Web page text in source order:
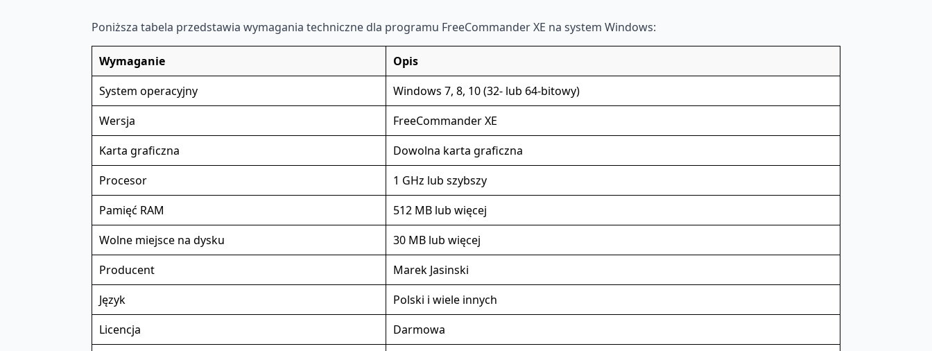
Poniższa tabela przedstawia wymagania techniczne dla programu FreeCommander XE na system Windows:
Wymaganie
Opis
System operacyjny
Windows 7, 8, 10 (32- lub 64-bitowy)
Wersja
FreeCommander XE
Karta graficzna
Dowolna karta graficzna
Procesor
1 GHz lub szybszy
Pamięć RAM
512 MB lub więcej
Wolne miejsce na dysku
30 MB lub więcej
Producent
Marek Jasinski
Język
Polski i wiele innych
Licencja
Darmowa